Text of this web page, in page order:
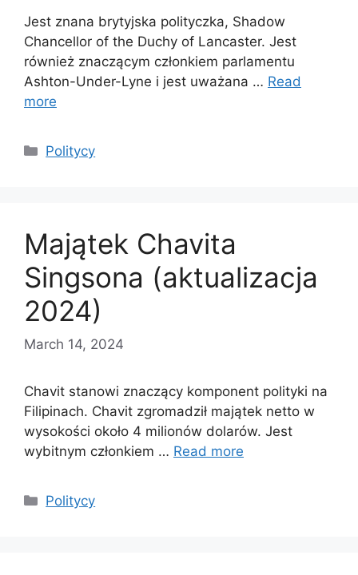
Jest znana brytyjska polityczka, Shadow
Chancellor of the Duchy of Lancaster. Jest
również znaczącym członkiem parlamentu
Ashton-Under-Lyne i jest uważana … Read
more
Categories
Politycy
Majątek Chavita
Singsona (aktualizacja
2024)
March 14, 2024
Chavit stanowi znaczący komponent polityki na
Filipinach. Chavit zgromadził majątek netto w
wysokości około 4 milionów dolarów. Jest
wybitnym członkiem … Read more
Categories
Politycy